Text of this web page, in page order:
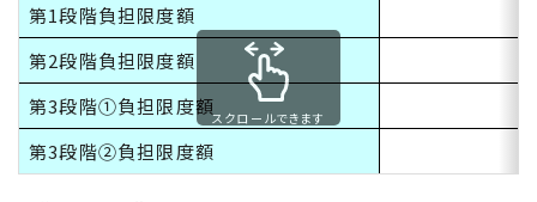
第1段階負担限度額
第2段階負担限度額
第3段階①負担限度額
第3段階②負担限度額
スクロールできます